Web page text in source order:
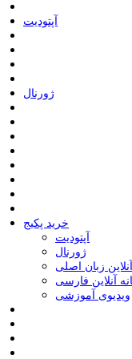
ﺁﭘﺘﻮﺩﯾﺖ
ﮊﻭﺭﻧﺎﻝ
خرید پکیج
ﺁﭘﺘﻮﺩﯾﺖ
ﮊﻭﺭﻧﺎﻝ
زبان اصلی
آنلاین فارسی
ویدیوی آموزشی